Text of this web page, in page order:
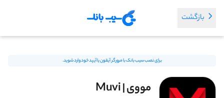
بازگشت
برای نصب سیب بانک با مرورگر آیفون یا آیپد خود وارد شوید.
مووی | Muvi